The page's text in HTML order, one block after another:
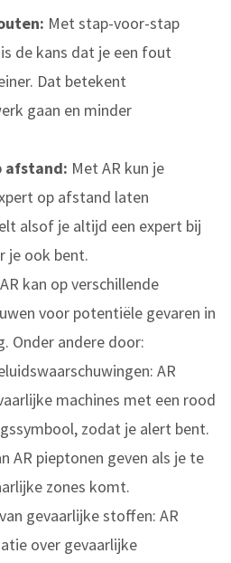
Met stap-voor-stap
de kans dat je een fout
Dat betekent
gaan en minder
afstand: Met AR kun je
op afstand laten
alsof je altijd een expert bij
je ook bent.
AR kan op verschillende
voor potentiële gevaren in
Onder andere door:
AR
machines met een rood
zodat je alert bent.
AR pieptonen geven als je te
zones komt.
gevaarlijke stoffen: AR
over gevaarlijke